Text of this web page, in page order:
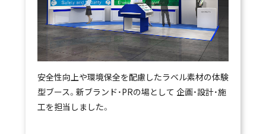
安全性向上や環境保全を配慮したラベル素材の体験
型ブース。新ブランド・PRの場として 企画・設計・施
工を担当しました。